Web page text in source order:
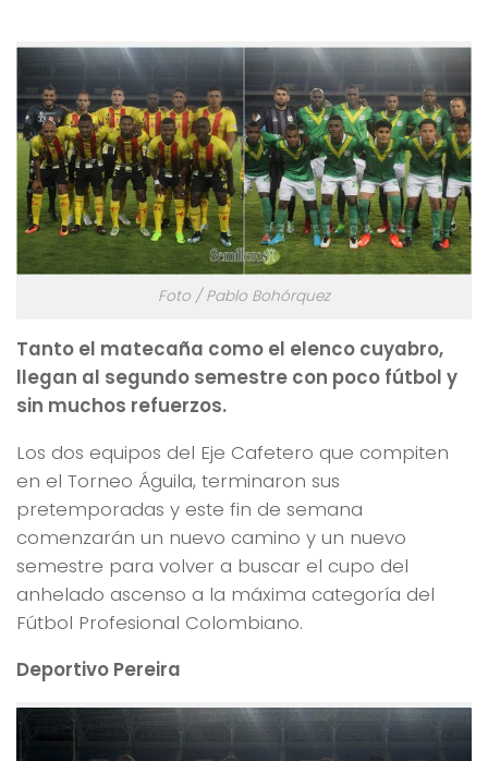
Foto / Pablo Bohórquez
Tanto el matecaña como el elenco cuyabro,
llegan al segundo semestre con poco fútbol y
sin muchos refuerzos.
Los dos equipos del Eje Cafetero que compiten
en el Torneo Águila, terminaron sus
pretemporadas y este fin de semana
comenzarán un nuevo camino y un nuevo
semestre para volver a buscar el cupo del
anhelado ascenso a la máxima categoría del
Fútbol Profesional Colombiano.
Deportivo Pereira